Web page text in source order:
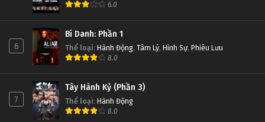
Tập Tập 10
Tập Tập 9
D.Gray-man Tập Tập 8
6.0
6
Bí Danh: Phần 1
Thể loại: Hành Động, Tâm Lý, Hình Sự, Phiêu Lưu
8.0
7
Tây Hành Kỷ (Phần 3)
Thể loại: Hành Động
8.0